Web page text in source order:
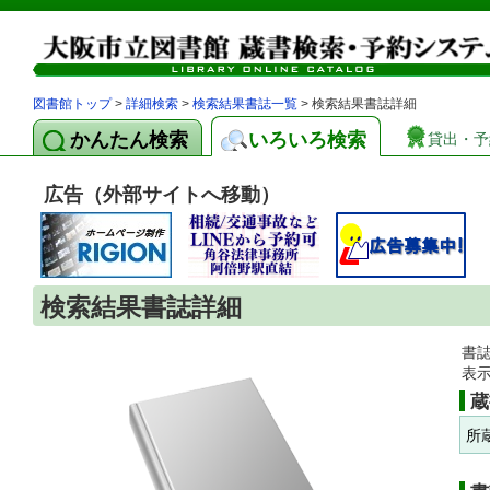
図書館トップ> 詳細検索 > 検索結果書誌一覧 > 検索結果書誌詳細
かんたん検索 いろいろ検索 貸出・
広告（外部サイトへ移動）
検索結果書誌詳細
書
表
所